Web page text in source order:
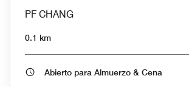
PF CHANG
0.1 km
Abierto para Almuerzo & Cena